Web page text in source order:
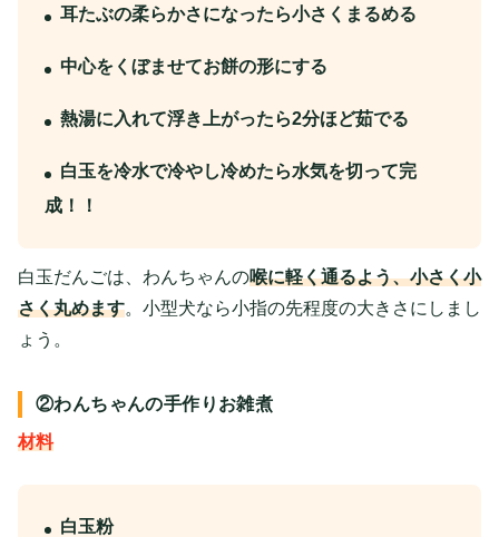
耳たぶの柔らかさになったら小さくまるめる
中心をくぼませてお餅の形にする
熱湯に入れて浮き上がったら2分ほど茹でる
白玉を冷水で冷やし冷めたら水気を切って完
成！！
白玉だんごは、わんちゃんの喉に軽く通るよう、小さく小
さく丸めます。小型犬なら小指の先程度の大きさにしまし
ょう。
②わんちゃんの手作りお雑煮
材料
白玉粉